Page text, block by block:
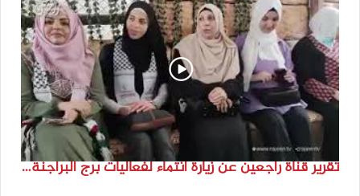
تقرير قناة راجعين عن زيارة انتماء لفعاليات برج البراجنة اعداد جنى شحرور